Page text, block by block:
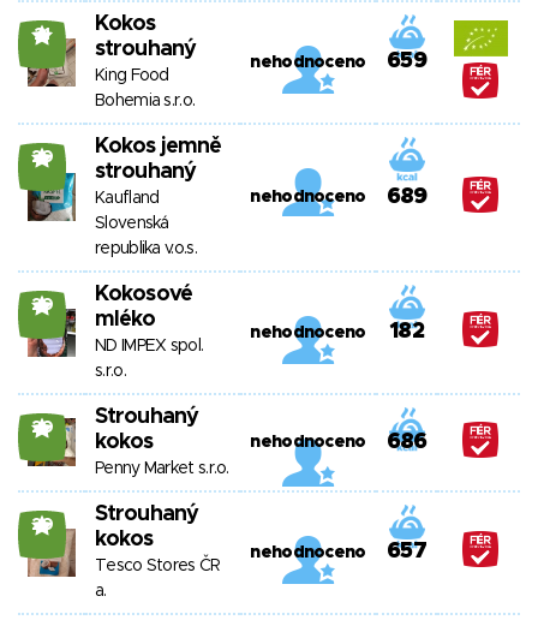
21
Kokos
strouhaný
King Food
Bohemia s.r.o.
nehodnoceno 659
20
Kokos jemně
strouhaný
Kaufland
Slovenská
republika v.o.s.
nehodnoceno 689
20
Kokosové
mléko
ND IMPEX spol.
s.r.o.
nehodnoceno 182
20
Strouhaný
kokos
Penny Market s.r.o.
nehodnoceno 686
20
Strouhaný
kokos
Tesco Stores ČR
a.
nehodnoceno 657